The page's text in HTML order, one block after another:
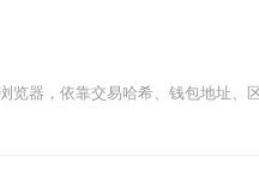
览器，依靠交易哈希、钱包地址、